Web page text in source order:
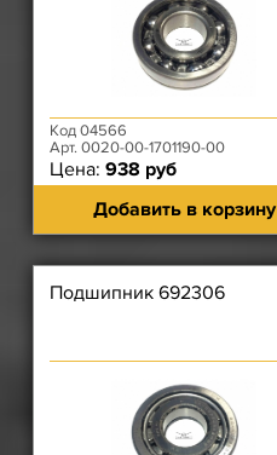
Код 04566
Арт. 0020-00-1701190-00
Цена: 938 руб
Добавить в корзину
Подшипник 692306